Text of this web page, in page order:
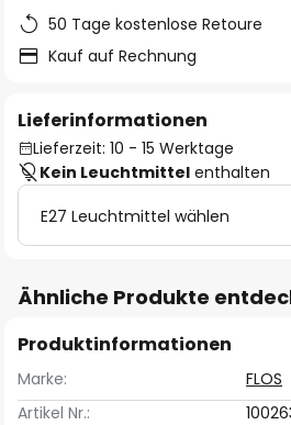
50 Tage kostenlose Retoure
Kauf auf Rechnung
Lieferinformationen
Lieferzeit: 10 - 15 Werktage
Kein Leuchtmittel enthalten
E27 Leuchtmittel wählen
Ähnliche Produkte
Produktinformationen
Marke:
FLOS
Artikel Nr.: